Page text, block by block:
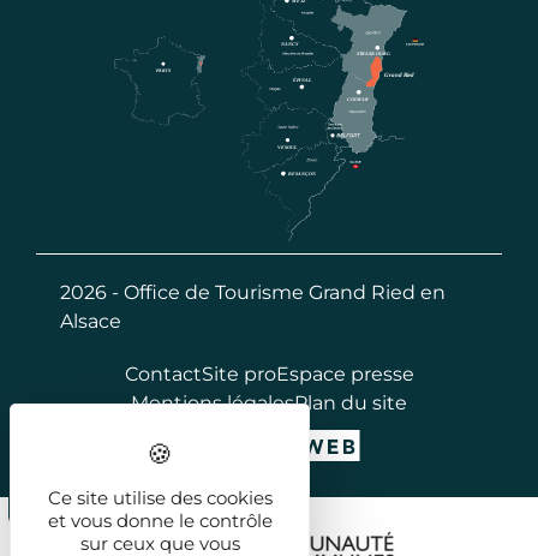
2026 - Office de Tourisme Grand Ried en
Alsace
ContactSite proEspace presse
Mentions légalesPlan du site
Ce site utilise des cookies
et vous donne le contrôle
sur ceux que vous